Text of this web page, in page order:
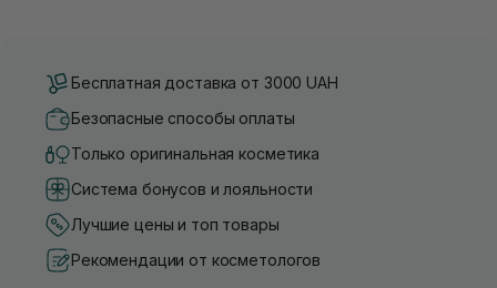
Бесплатная доставка от 3000 UAH
Безопасные способы оплаты
Только оригинальная косметика
Система бонусов и лояльности
Лучшие цены и топ товары
Рекомендации от косметологов